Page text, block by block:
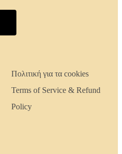
Πολιτική για τα cookies
Terms of Service & Refund
Policy